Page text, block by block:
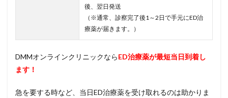
後、翌日発送
（※通常、診察完了後1～2日で手元にED治
療薬が届きます。）
DMMオンラインクリニックならED治療薬が最短当日到着し
ます！
急を要する時など、当日ED治療薬を受け取れるのは助かりま